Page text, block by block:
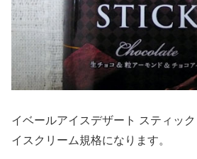
イベールアイスデザート スティッ
イスクリーム規格になります。